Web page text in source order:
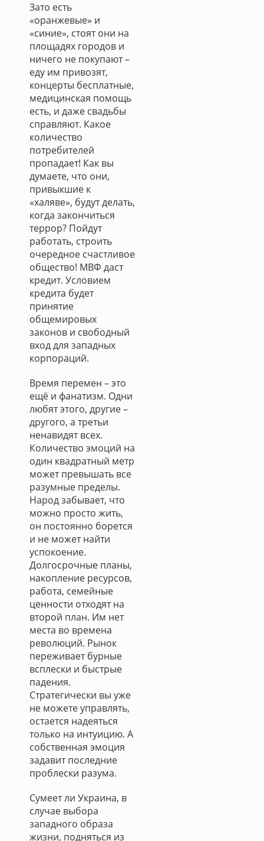
Зато есть
«оранжевые» и
«синие», стоят они на
площадях городов и
ничего не покупают –
еду им привозят,
концерты бесплатные,
медицинская помощь
есть, и даже свадьбы
справляют. Какое
количество
потребителей
пропадает! Как вы
думаете, что они,
привыкшие к
«халяве», будут делать,
когда закончиться
террор? Пойдут
работать, строить
очередное счастливое
общество! МВФ даст
кредит. Условием
кредита будет
принятие
общемировых
законов и свободный
вход для западных
корпораций.
Время перемен – это
ещё и фанатизм. Одни
любят этого, другие –
другого, а третьи
ненавидят всех.
Количество эмоций на
один квадратный метр
может превышать все
разумные пределы.
Народ забывает, что
можно просто жить,
он постоянно борется
и не может найти
успокоение.
Долгосрочные планы,
накопление ресурсов,
работа, семейные
ценности отходят на
второй план. Им нет
места во времена
революций. Рынок
переживает бурные
всплески и быстрые
падения.
Стратегически вы уже
не можете управлять,
остается надеяться
только на интуицию. А
собственная эмоция
задавит последние
проблески разума.
Сумеет ли Украина, в
случае выбора
западного образа
жизни, подняться из